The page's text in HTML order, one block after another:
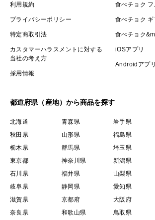
利用規約
プライバシーポリシー
特定商取引法
カスタマーハラスメントに対する
当社の考え方
採用情報
食べチョク フ
食べチョク
食べチョク
iOSアプリ
Androidアプリ
都道府県（産地）から商品を探す
北海道 青森県 岩手県
秋田県
山形県 福島県
栃木県
群馬県 埼玉県
東京都
神奈川県 新潟県
石川県
福井県 山梨県
岐阜県
静岡県 愛知県
滋賀県
京都府 大阪府
奈良県
和歌山県 鳥取県